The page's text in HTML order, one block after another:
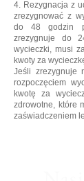
4. Rezygnacja z
zrezygnować z
do 48 godzin
zrezygnuje do
wycieczki, musi
kwoty za
Jeśli zrezygnuje
rozpoczęciem
kwotę za
zdrowotne, które
zaświadczeniem